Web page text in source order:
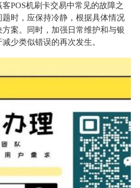
客POS机刷卡交易中常见的故障之
时，应保持冷静，根据具体情况
案。同时，加强日常维护和与银
少类似错误的再次发生。